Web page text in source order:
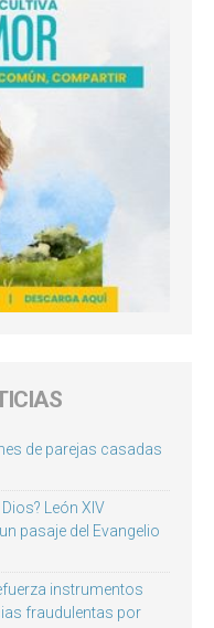
de parejas casadas
León XIV
pasaje del Evangelio
instrumentos
fraudulentas por